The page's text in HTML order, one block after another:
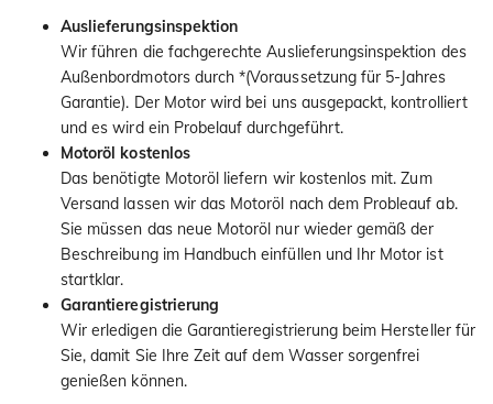
Auslieferungsinspektion
Wir führen die fachgerechte Auslieferungsinspektion des
Außenbordmotors durch *(Voraussetzung für 5-Jahres
Garantie). Der Motor wird bei uns ausgepackt, kontrolliert
und es wird ein Probelauf durchgeführt.
Motoröl kostenlos
Das benötigte Motoröl liefern wir kostenlos mit. Zum
Versand lassen wir das Motoröl nach dem Probleauf ab.
Sie müssen das neue Motoröl nur wieder gemäß der
Beschreibung im Handbuch einfüllen und Ihr Motor ist
startklar.
Garantieregistrierung
Wir erledigen die Garantieregistrierung beim Hersteller für
Sie, damit Sie Ihre Zeit auf dem Wasser sorgenfrei
genießen können.